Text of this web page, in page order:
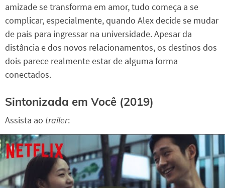
amizade se transforma em amor, tudo começa a se
complicar, especialmente, quando Alex decide se mudar
de país para ingressar na universidade. Apesar da
distância e dos novos relacionamentos, os destinos dos
dois parece realmente estar de alguma forma
conectados.
Sintonizada em Você (2019)
Assista ao trailer: